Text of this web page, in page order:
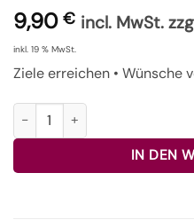
9,90 € incl. MwSt.
inkl. 19 % MwSt.
Ziele erreichen • Wünsche
Seelenstern Ziele erreichen
IN DEN